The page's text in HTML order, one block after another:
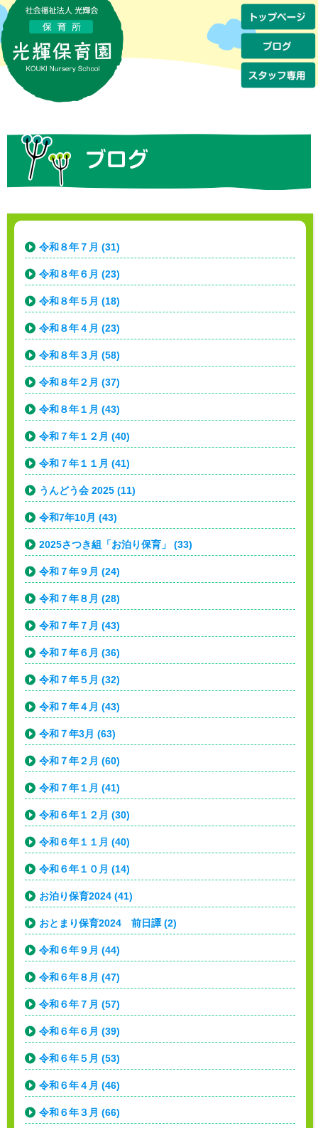
令和８年７月 (31)
令和８年６月 (23)
令和８年５月 (18)
令和８年４月 (23)
令和８年３月 (58)
令和８年２月 (37)
令和８年１月 (43)
令和７年１２月 (40)
令和７年１１月 (41)
うんどう会 2025 (11)
令和7年10月 (43)
2025さつき組「お泊り保育」 (33)
令和７年９月 (24)
令和７年８月 (28)
令和７年７月 (43)
令和７年６月 (36)
令和７年５月 (32)
令和７年４月 (43)
令和７年3月 (63)
令和７年２月 (60)
令和７年１月 (41)
令和６年１２月 (30)
令和６年１１月 (40)
令和６年１０月 (14)
お泊り保育2024 (41)
おとまり保育2024 前日譚 (2)
令和６年９月 (44)
令和６年８月 (47)
令和６年７月 (57)
令和６年６月 (39)
令和６年５月 (53)
令和６年４月 (46)
令和６年３月 (66)